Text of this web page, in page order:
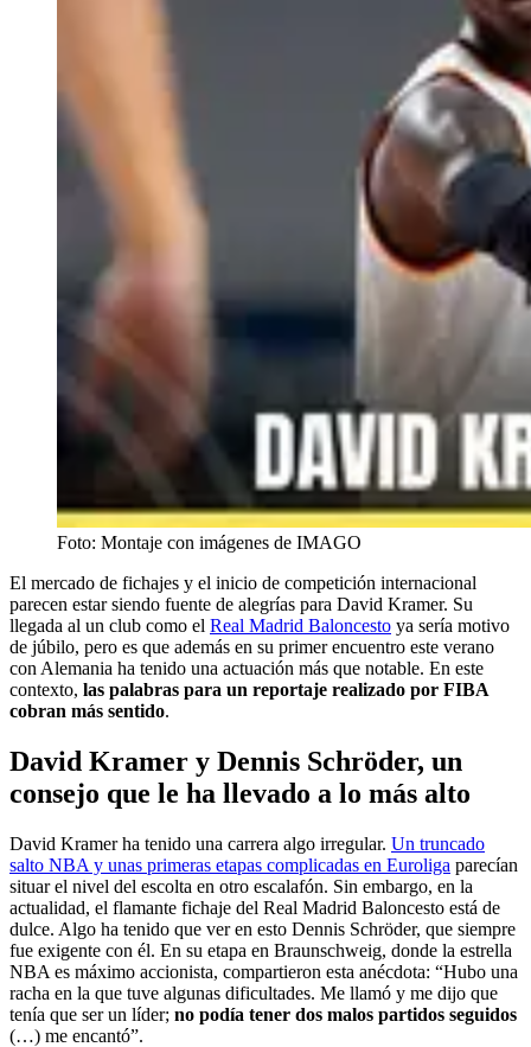
Foto: Montaje con imágenes de IMAGO
El mercado de fichajes y el inicio de competición internacional
parecen estar siendo fuente de alegrías para David Kramer. Su
llegada al un club como el Real Madrid Baloncesto ya sería motivo
de júbilo, pero es que además en su primer encuentro este verano
con Alemania ha tenido una actuación más que notable. En este
contexto, las palabras para un reportaje realizado por FIBA
cobran más sentido.
David Kramer y Dennis Schröder, un
consejo que le ha llevado a lo más alto
David Kramer ha tenido una carrera algo irregular. Un truncado
salto NBA y unas primeras etapas complicadas en Euroliga parecían
situar el nivel del escolta en otro escalafón. Sin embargo, en la
actualidad, el flamante fichaje del Real Madrid Baloncesto está de
dulce. Algo ha tenido que ver en esto Dennis Schröder, que siempre
fue exigente con él. En su etapa en Braunschweig, donde la estrella
NBA es máximo accionista, compartieron esta anécdota: “Hubo una
racha en la que tuve algunas dificultades. Me llamó y me dijo que
tenía que ser un líder; no podía tener dos malos partidos seguidos
(…) me encantó”.